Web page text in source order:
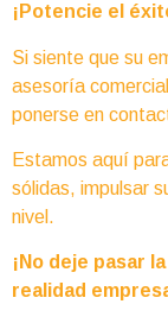
¡Potencie el
Si siente que su
asesoría
ponerse en
Estamos aquí
sólidas, impulsar
nivel.
¡No deje pasar
realidad